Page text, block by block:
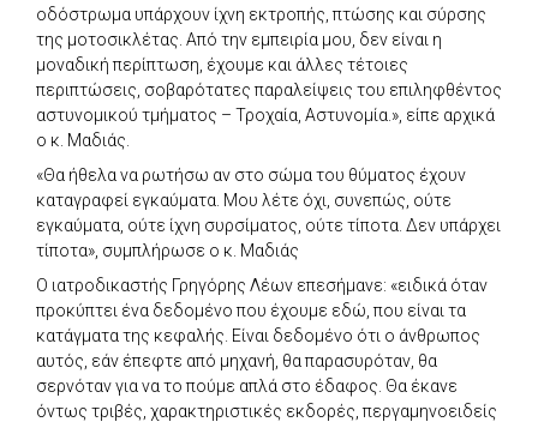
οδόστρωμα υπάρχουν ίχνη εκτροπής, πτώσης και σύρσης
της μοτοσικλέτας. Από την εμπειρία μου, δεν είναι η
μοναδική περίπτωση, έχουμε και άλλες τέτοιες
περιπτώσεις, σοβαρότατες παραλείψεις του επιληφθέντος
αστυνομικού τμήματος – Τροχαία, Αστυνομία.», είπε αρχικά
ο κ. Μαδιάς.
«Θα ήθελα να ρωτήσω αν στο σώμα του θύματος έχουν
καταγραφεί εγκαύματα. Μου λέτε όχι, συνεπώς, ούτε
εγκαύματα, ούτε ίχνη συρσίματος, ούτε τίποτα. Δεν υπάρχει
τίποτα», συμπλήρωσε ο κ. Μαδιάς
Ο ιατροδικαστής Γρηγόρης Λέων επεσήμανε: «ειδικά όταν
προκύπτει ένα δεδομένο που έχουμε εδώ, που είναι τα
κατάγματα της κεφαλής. Είναι δεδομένο ότι ο άνθρωπος
αυτός, εάν έπεφτε από μηχανή, θα παρασυρόταν, θα
σερνόταν για να το πούμε απλά στο έδαφος. Θα έκανε
όντως τριβές, χαρακτηριστικές εκδορές, περγαμηνοειδείς